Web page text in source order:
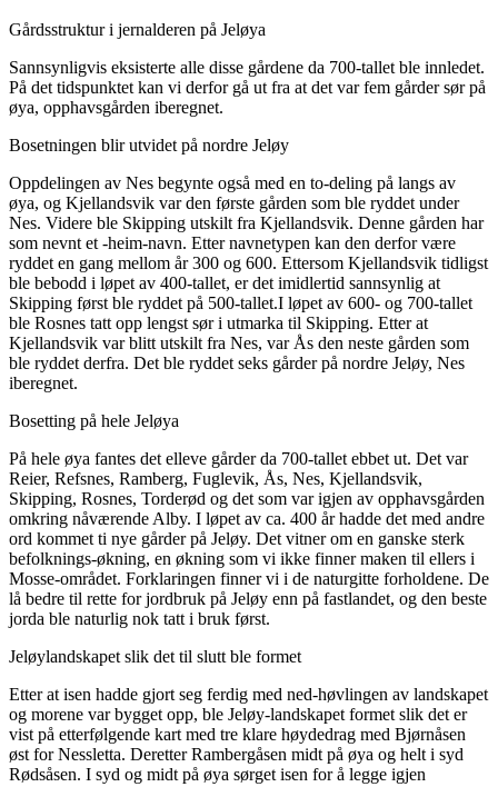
Gårdsstruktur i jernalderen på Jeløya
Sannsynligvis eksisterte alle disse gårdene da 700-tallet ble innledet.
På det tidspunktet kan vi derfor gå ut fra at det var fem gårder sør på
øya, opphavsgården iberegnet.
Bosetningen blir utvidet på nordre Jeløy
Oppdelingen av Nes begynte også med en to-deling på langs av
øya, og Kjellandsvik var den første gården som ble ryddet under
Nes. Videre ble Skipping utskilt fra Kjellandsvik. Denne gården har
som nevnt et -heim-navn. Etter navnetypen kan den derfor være
ryddet en gang mellom år 300 og 600. Ettersom Kjellandsvik tidligst
ble bebodd i løpet av 400-tallet, er det imidlertid sannsynlig at
Skipping først ble ryddet på 500-tallet.I løpet av 600- og 700-tallet
ble Rosnes tatt opp lengst sør i utmarka til Skipping. Etter at
Kjellandsvik var blitt utskilt fra Nes, var Ås den neste gården som
ble ryddet derfra. Det ble ryddet seks gårder på nordre Jeløy, Nes
iberegnet.
Bosetting på hele Jeløya
På hele øya fantes det elleve gårder da 700-tallet ebbet ut. Det var
Reier, Refsnes, Ramberg, Fuglevik, Ås, Nes, Kjellandsvik,
Skipping, Rosnes, Torderød og det som var igjen av opphavsgården
omkring nåværende Alby. I løpet av ca. 400 år hadde det med andre
ord kommet ti nye gårder på Jeløy. Det vitner om en ganske sterk
befolknings-økning, en økning som vi ikke finner maken til ellers i
Mosse-området. Forklaringen finner vi i de naturgitte forholdene. De
lå bedre til rette for jordbruk på Jeløy enn på fastlandet, og den beste
jorda ble naturlig nok tatt i bruk først.
Jeløylandskapet slik det til slutt ble formet
Etter at isen hadde gjort seg ferdig med ned-høvlingen av landskapet
og morene var bygget opp, ble Jeløy-landskapet formet slik det er
vist på etterfølgende kart med tre klare høydedrag med Bjørnåsen
øst for Nessletta. Deretter Rambergåsen midt på øya og helt i syd
Rødsåsen. I syd og midt på øya sørget isen for å legge igjen